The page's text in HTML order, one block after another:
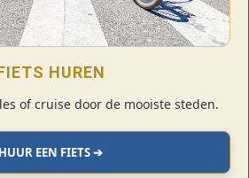
HUREN
of cruise door de mooiste steden.
HUUR EEN FIETS ➔